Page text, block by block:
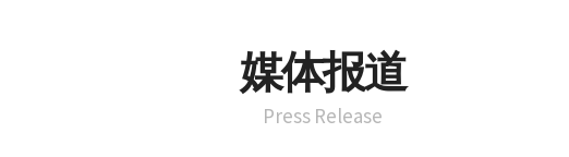
媒体报道
Press Release